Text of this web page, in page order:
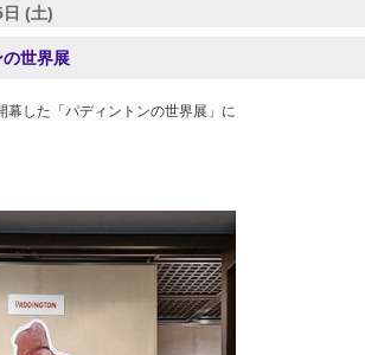
(土)
世界展
幕した「パディントンの世界展」に